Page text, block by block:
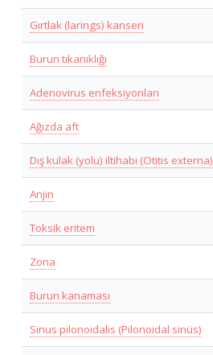
Gırtlak (larings) kanseri
Burun tıkanıklığı
Adenovirus enfeksiyonları
Ağızda aft
Dış kulak (yolu) iltihabı (Otitis externa)
Anjin
Toksik eritem
Zona
Burun kanaması
Sinus pilonoidalis (Pilonoidal sinüs)